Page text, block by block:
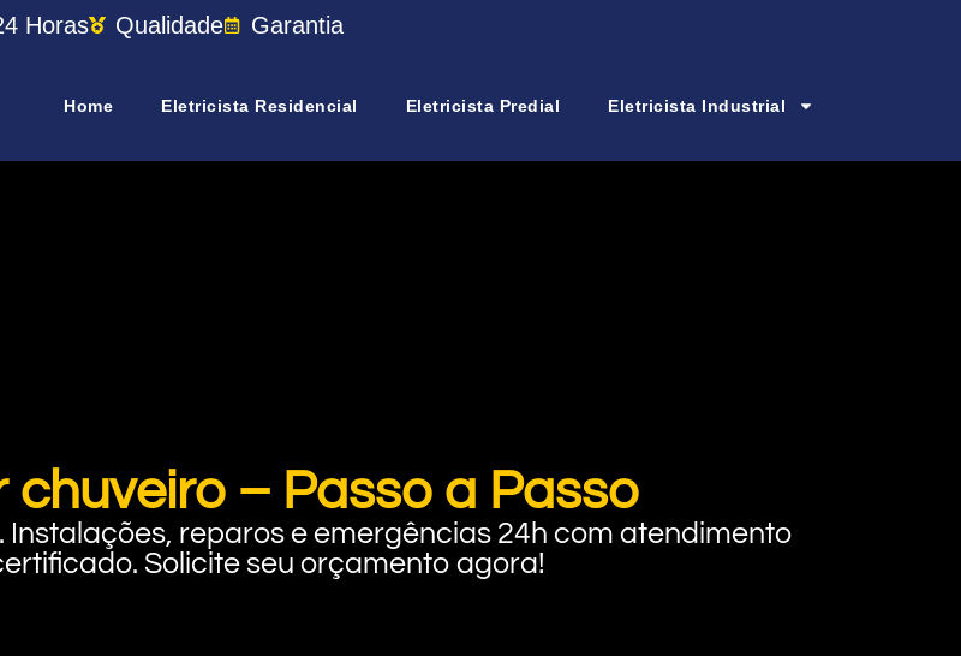
Horas Qualidade Garantia
Home Eletricista Residencial Eletricista Predial Eletricista Industrial
– Passo a Passo
reparos e emergências 24h com atendimento
Solicite seu orçamento agora!